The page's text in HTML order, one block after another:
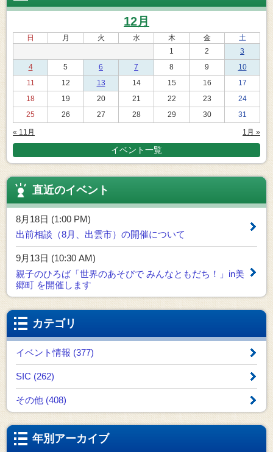
12月
日 月 火 水 木 金
土
1
2
3
4
5 6 7 8 9
10
11
12 13 14 15 16
17
18
19 20 21 22 23
24
25
26 27 28 29 30 31
« 11月 1月 »
イベント一覧
直近のイベント
8月18日 (1:00 PM)
出前相談（8月、出雲市）の開催について
9月13日 (10:30 AM)
親子のひろば「世界のあそびで みんなともだち！」in美
郷町 を開催します
カテゴリ
イベント情報 (377)
SIC (262)
その他 (408)
年別アーカイブ